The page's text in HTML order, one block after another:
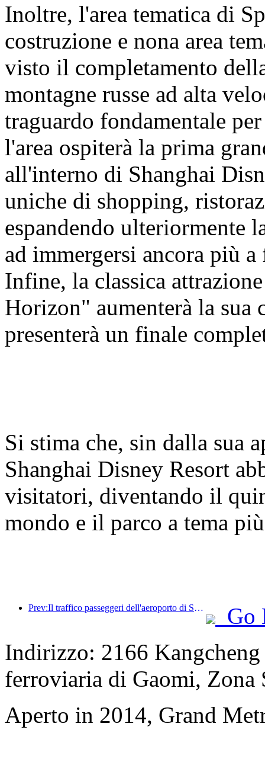
Inoltre, l'area tematica di
costruzione e nona area
visto il completamento
montagne russe ad alta
traguardo fondamentale
l'area ospiterà la prima
all'interno di Shanghai
uniche di shopping,
espandendo ulteriormente
ad immergersi ancora più
Infine, la classica
Horizon" aumenterà la sua
presenterà un finale
Si stima che, sin dalla sua
Shanghai Disney Resort
visitatori, diventando il
mondo e il parco a tema
Prev:Il traffico passeggeri dell'aeroporto di Shenzhen ha superato i 3 milioni quest'anno, stabilendo un nuovo record per lo stesso periodo.
Go
Indirizzo: 2166
ferroviaria di Gaomi, Zona
Aperto in 2014, Grand